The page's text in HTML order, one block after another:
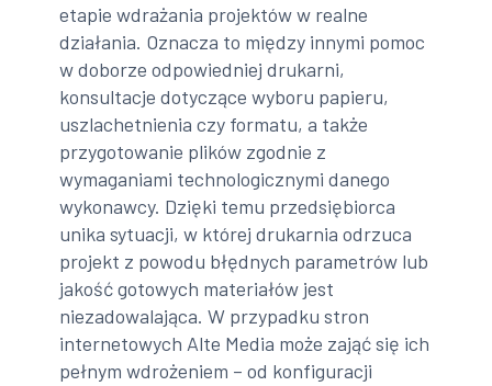
etapie wdrażania projektów w realne
działania. Oznacza to między innymi pomoc
w doborze odpowiedniej drukarni,
konsultacje dotyczące wyboru papieru,
uszlachetnienia czy formatu, a także
przygotowanie plików zgodnie z
wymaganiami technologicznymi danego
wykonawcy. Dzięki temu przedsiębiorca
unika sytuacji, w której drukarnia odrzuca
projekt z powodu błędnych parametrów lub
jakość gotowych materiałów jest
niezadowalająca. W przypadku stron
internetowych Alte Media może zająć się ich
pełnym wdrożeniem – od konfiguracji